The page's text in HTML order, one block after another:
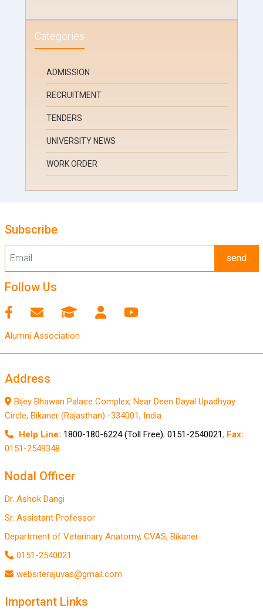
Categories
ADMISSION
RECRUITMENT
TENDERS
UNIVERSITY NEWS
WORK ORDER
Subscribe
send
Follow Us
Alumni Association
Address
Bijey Bhawan Palace Complex, Near Deen Dayal Upadhyay
Circle, Bikaner (Rajasthan) -334001, India
Help Line: 1800-180-6224 (Toll Free), 0151-2540021, Fax:
0151-2549348
Nodal Officer
Dr. Ashok Dangi
Sr. Assistant Professor
Department of Veterinary Anatomy, CVAS, Bikaner
0151-2540021
websiterajuvas@gmail.com
Important Links